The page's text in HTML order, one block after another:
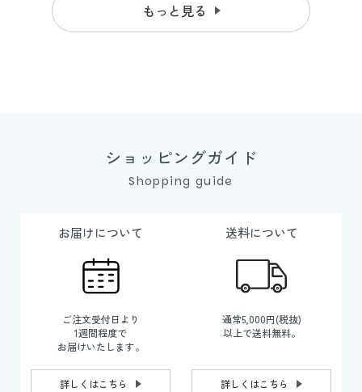
もっと見る
ショッピングガイド
Shopping guide
お届けについて
ご注文受付日より
1週間程度で
お届けいたします。
詳しくはこちら
送料について
通常5,000円(税抜)
以上で送料無料。
詳しくはこちら